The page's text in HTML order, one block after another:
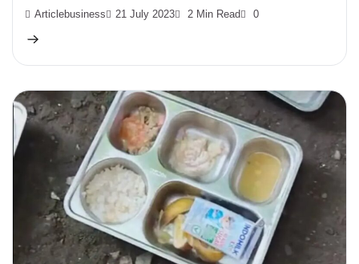
Articlebusiness 21 July 2023 2 Min Read 0